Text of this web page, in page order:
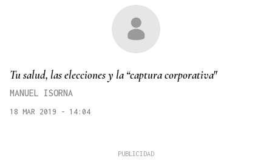
Tu salud, las elecciones y la “captura corporativa"
MANUEL ISORNA
18 MAR 2019 - 14:04